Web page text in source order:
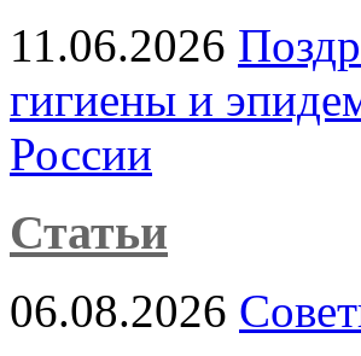
11.06.2026
гигиены и
России
Статьи
06.08.2026